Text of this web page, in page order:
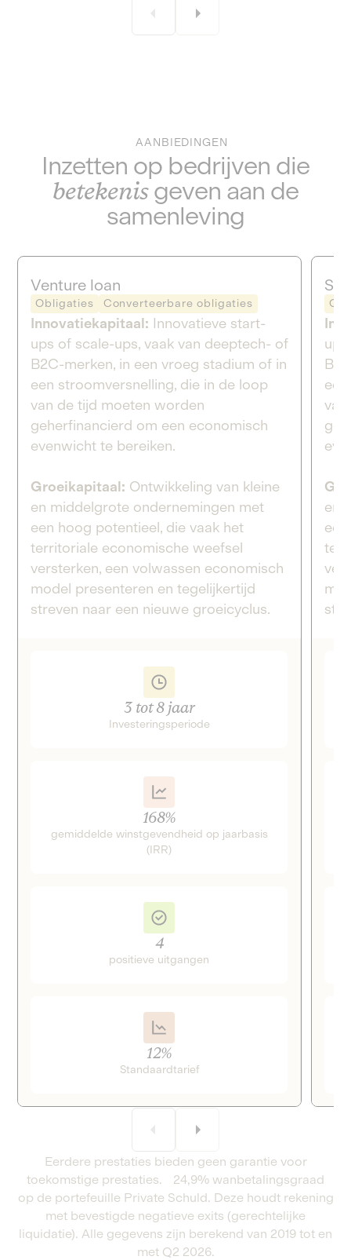
AANBIEDINGEN
Inzetten op bedrijven die
betekenisgeven aan de
samenleving
3 tot 8 jaar
Investeringsperiode
168%
gemiddelde winstgevendheid op jaarbasis
(IRR)
4
positieve uitgangen
12%
Standaardtarief
Venture loan
Obligaties Converteerbare obligaties
Innovatiekapitaal: Innovatieve start-
ups of scale-ups, vaak van deeptech- of
B2C-merken, in een vroeg stadium of in
een stroomversnelling, die in de loop
van de tijd moeten worden
geherfinancierd om een economisch
evenwicht te bereiken.
Groeikapitaal: Ontwikkeling van kleine
en middelgrote ondernemingen met
een hoog potentieel, die vaak het
territoriale economische weefsel
versterken, een volwassen economisch
model presenteren en tegelijkertijd
streven naar een nieuwe groeicyclus.
en
Eerdere prestaties bieden geen garantie voor
toekomstige prestaties. 24,9% wanbetalingsgraad
op de portefeuille Private Schuld. Deze houdt rekening
met bevestigde negatieve exits (gerechtelijke
liquidatie). Alle gegevens zijn berekend van 2019 tot en
met Q2 2026.